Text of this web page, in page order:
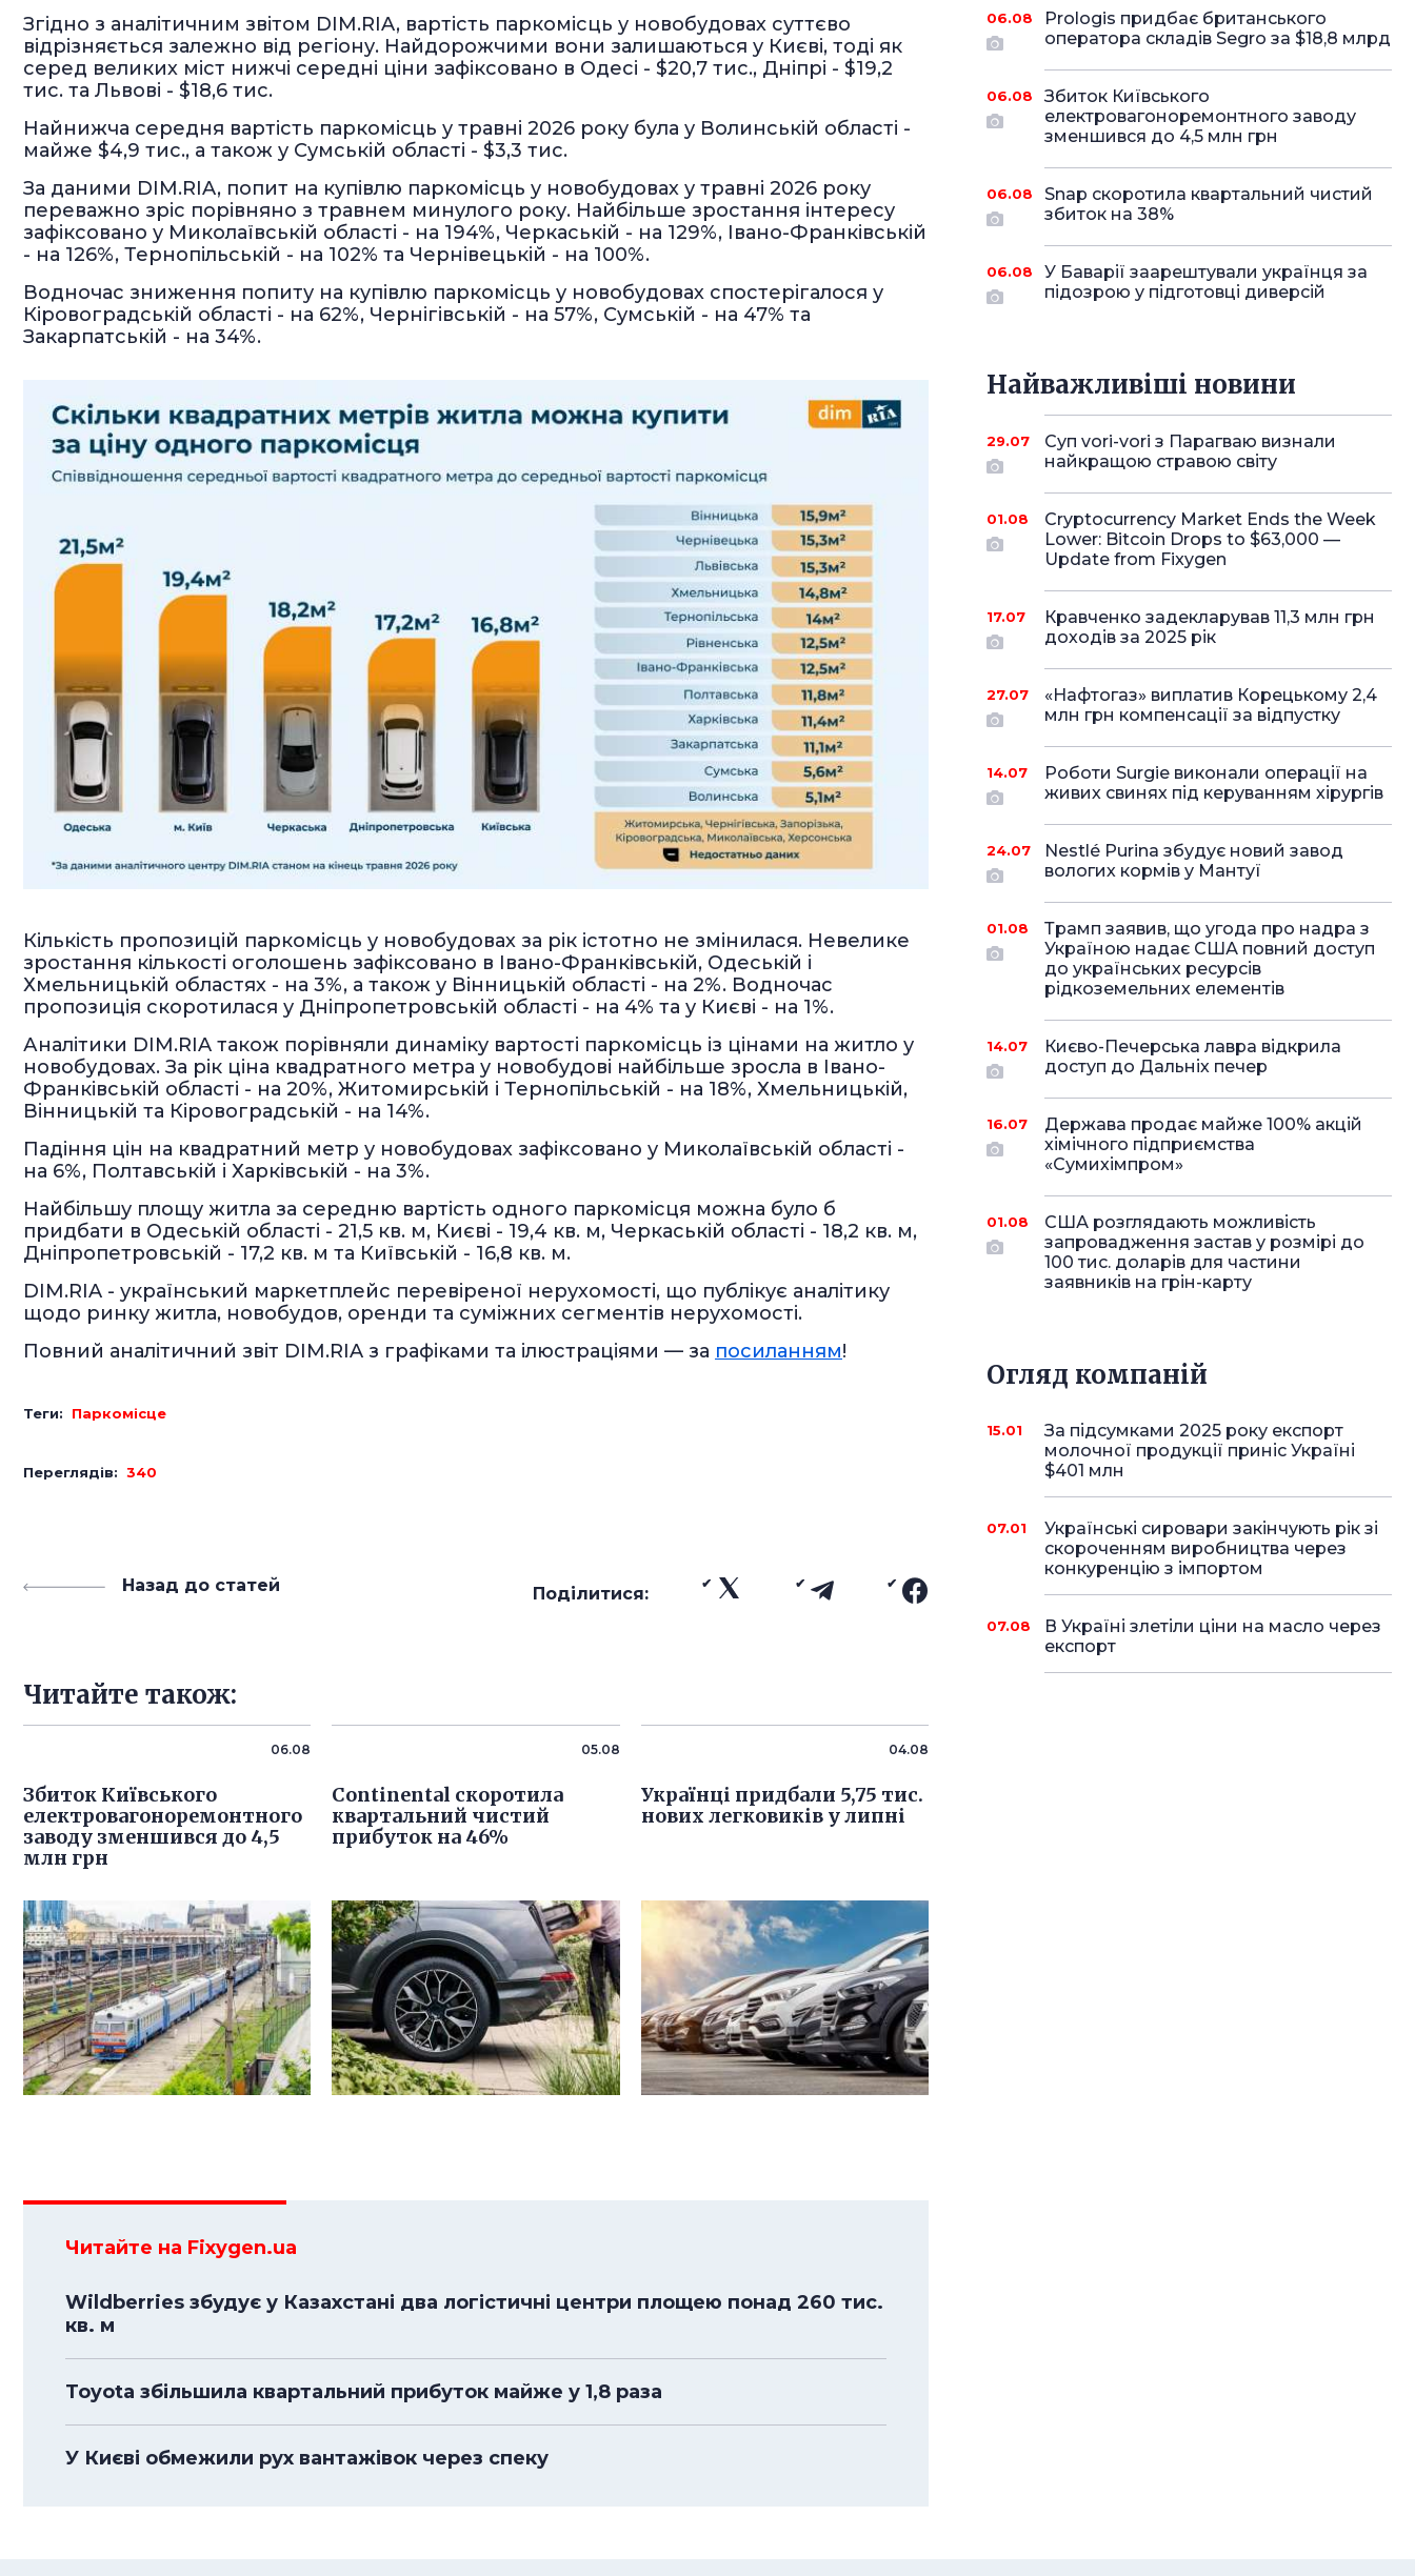
Згідно з аналітичним звітом DIM.RIA, вартість паркомісць у новобудовах суттєво
відрізняється залежно від регіону. Найдорожчими вони залишаються у Києві, тоді як
серед великих міст нижчі середні ціни зафіксовано в Одесі - $20,7 тис., Дніпрі - $19,2
тис. та Львові - $18,6 тис.
Найнижча середня вартість паркомісць у травні 2026 року була у Волинській області -
майже $4,9 тис., а також у Сумській області - $3,3 тис.
За даними DIM.RIA, попит на купівлю паркомісць у новобудовах у травні 2026 року
переважно зріс порівняно з травнем минулого року. Найбільше зростання інтересу
зафіксовано у Миколаївській області - на 194%, Черкаській - на 129%, Івано-Франківській
- на 126%, Тернопільській - на 102% та Чернівецькій - на 100%.
Водночас зниження попиту на купівлю паркомісць у новобудовах спостерігалося у
Кіровоградській області - на 62%, Чернігівській - на 57%, Сумській - на 47% та
Закарпатській - на 34%.
Кількість пропозицій паркомісць у новобудовах за рік істотно не змінилася. Невелике
зростання кількості оголошень зафіксовано в Івано-Франківській, Одеській і
Хмельницькій областях - на 3%, а також у Вінницькій області - на 2%. Водночас
пропозиція скоротилася у Дніпропетровській області - на 4% та у Києві - на 1%.
Аналітики DIM.RIA також порівняли динаміку вартості паркомісць із цінами на житло у
новобудовах. За рік ціна квадратного метра у новобудові найбільше зросла в Івано-
Франківській області - на 20%, Житомирській і Тернопільській - на 18%, Хмельницькій,
Вінницькій та Кіровоградській - на 14%.
Падіння цін на квадратний метр у новобудовах зафіксовано у Миколаївській області -
на 6%, Полтавській і Харківській - на 3%.
Найбільшу площу житла за середню вартість одного паркомісця можна було б
придбати в Одеській області - 21,5 кв. м, Києві - 19,4 кв. м, Черкаській області - 18,2 кв. м,
Дніпропетровській - 17,2 кв. м та Київській - 16,8 кв. м.
DIM.RIA - український маркетплейс перевіреної нерухомості, що публікує аналітику
щодо ринку житла, новобудов, оренди та суміжних сегментів нерухомості.
Повний аналітичний звіт DIM.RIA з графіками та ілюстраціями — за посиланням!
Теги: Паркомісце
Переглядів: 340
Назад до статей Поділитися:
Читайте також:
06.08
Збиток Київського
електровагоноремонтного
заводу зменшився до 4,5
млн грн
05.08
Continental скоротила
квартальний чистий
прибуток на 46%
04.08
Українці придбали 5,75 тис.
нових легковиків у липні
Читайте на Fixygen.ua
Wildberries збудує у Казахстані два логістичні центри площею понад 260 тис.
кв. м
Toyota збільшила квартальний прибуток майже у 1,8 раза
У Києві обмежили рух вантажівок через спеку
06.08
Prologis придбає британського
оператора складів Segro за $18,8 млрд
06.08
Збиток Київського
електровагоноремонтного заводу
зменшився до 4,5 млн грн
06.08
Snap скоротила квартальний чистий
збиток на 38%
06.08
У Баварії заарештували українця за
підозрою у підготовці диверсій
Найважливіші новини
29.07
Суп vori-vori з Парагваю визнали
найкращою стравою світу
01.08
Cryptocurrency Market Ends the Week
Lower: Bitcoin Drops to $63,000 —
Update from Fixygen
17.07
Кравченко задекларував 11,3 млн грн
доходів за 2025 рік
27.07
«Нафтогаз» виплатив Корецькому 2,4
млн грн компенсації за відпустку
14.07
Роботи Surgie виконали операції на
живих свинях під керуванням хірургів
24.07
Nestlé Purina збудує новий завод
вологих кормів у Мантуї
01.08
Трамп заявив, що угода про надра з
Україною надає США повний доступ
до українських ресурсів
рідкоземельних елементів
14.07
Києво-Печерська лавра відкрила
доступ до Дальніх печер
16.07
Держава продає майже 100% акцій
хімічного підприємства
«Сумихімпром»
01.08
США розглядають можливість
запровадження застав у розмірі до
100 тис. доларів для частини
заявників на грін-карту
Огляд компаній
15.01
За підсумками 2025 року експорт
молочної продукції приніс Україні
$401 млн
07.01
Українські сировари закінчують рік зі
скороченням виробництва через
конкуренцію з імпортом
07.08
В Україні злетіли ціни на масло через
експорт